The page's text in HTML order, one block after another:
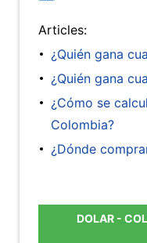
Articles:
¿Quién gana
¿Quién gana
¿Cómo se
Colombia?
¿Dónde
DOLAR -